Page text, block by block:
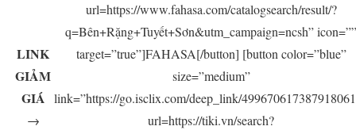
LINK
GIẢM
GIÁ
→
url=https://www.fahasa.com/catalogsearch/result/?
q=Bên+Rặng+Tuyết+Sơn&utm_campaign=ncsh” icon=””
target=”true”]FAHASA[/button] [button color=”blue”
size=”medium”
link=”https://go.isclix.com/deep_link/
url=https://tiki.vn/search?